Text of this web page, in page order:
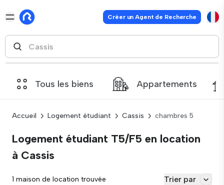
Créer un Agent de Recherche
Tous les biens Appartements
Accueil Logement étudiant Cassis chambres 5
Logement étudiant T5/F5 en location
à Cassis
1 maison de location trouvée Trier par